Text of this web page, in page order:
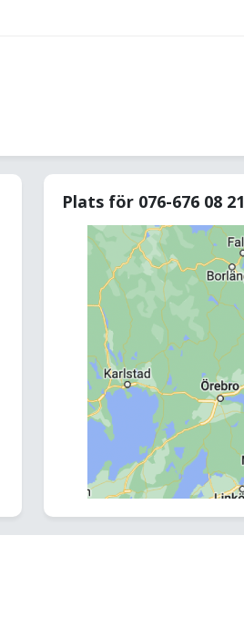
Plats för 076-676 08 21